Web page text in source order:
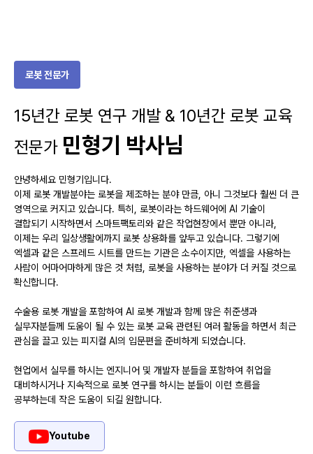
로봇 전문가
15년간 로봇 연구 개발 & 10년간 로봇 교육
전문가 민형기 박사님
안녕하세요 민형기입니다.
이제 로봇 개발분야는 로봇을 제조하는 분야 만큼, 아니 그것보다 훨씬 더 큰
영역으로 커지고 있습니다. 특히, 로봇이라는 하드웨어에 AI 기술이
결합되기 시작하면서 스마트팩토리와 같은 작업현장에서 뿐만 아니라,
이제는 우리 일상생활에까지 로봇 상용화를 앞두고 있습니다. 그렇기에
엑셀과 같은 스프레드 시트를 만드는 기관은 소수이지만, 엑셀을 사용하는
사람이 어마어마하게 많은 것 처럼, 로봇을 사용하는 분야가 더 커질 것으로
확신합니다.
수술용 로봇 개발을 포함하여 AI 로봇 개발과 함께 많은 취준생과
실무자분들께 도움이 될 수 있는 로봇 교육 관련된 여러 활동을 하면서 최근
관심을 끌고 있는 피지컬 AI의 입문편을 준비하게 되었습니다.
현업에서 실무를 하시는 엔지니어 및 개발자 분들을 포함하여 취업을
대비하시거나 지속적으로 로봇 연구를 하시는 분들이 이런 흐름을
공부하는데 작은 도움이 되길 원합니다.
Youtube